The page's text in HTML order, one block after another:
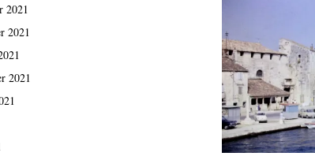
2021
2021
2021